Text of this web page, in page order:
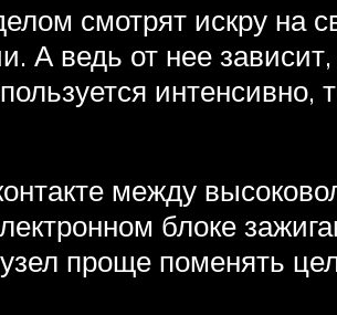
смотрят искру на
А ведь от нее зависит,
интенсивно,
между
блоке
проще поменять